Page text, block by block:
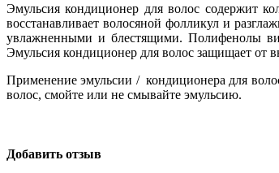
Эмульсия кондиционер для волос содержит
восстанавливает волосяной фолликул и
увлажненными и блестящими. Полифенолы
Эмульсия кондиционер для волос защищает от
Применение эмульсии / кондиционера для
волос, смойте или не смывайте эмульсию.
Добавить отзыв